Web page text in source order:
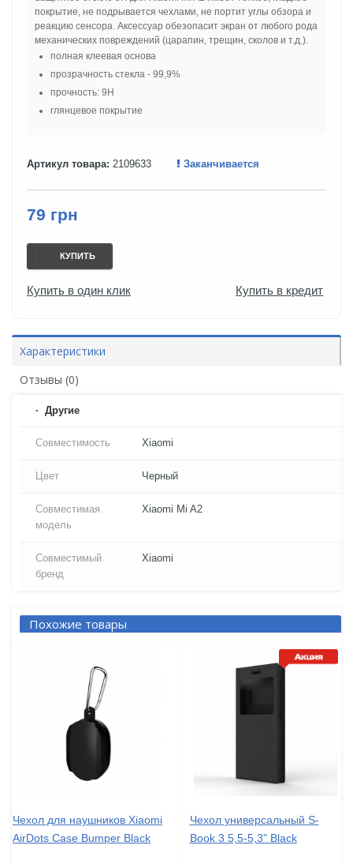
покрытие, не подрывается чехлами, не портит углы обзора и
реакцию сенсора. Аксессуар обезопасит экран от любого рода
механических повреждений (царапин, трещин, сколов и т.д.).
полная клеевая основа
прозрачность стекла - 99,9%
прочность: 9H
глянцевое покрытие
Артикул товара: 2109633 Заканчивается
79 грн
КУПИТЬ
Купить в один клик Купить в кредит
Характеристики
Отзывы (0)
Другие
Совместимость Xiaomi
Цвет Черный
Совместимая
модель
Xiaomi Mi A2
Совместимый
бренд
Xiaomi
Похожие товары
Чехол для наушников Xiaomi
AirDots Case Bumper Black
Чехол универсальный S-
Book 3 5,5-5,3" Black